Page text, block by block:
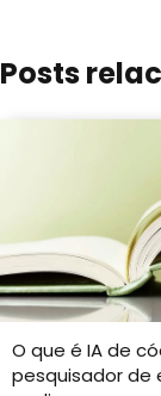
Posts
O que é IA de
pesquisador de